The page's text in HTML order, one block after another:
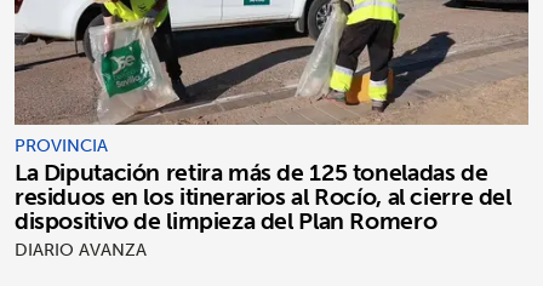
PROVINCIA
La Diputación retira más de 125 toneladas de
residuos en los itinerarios al Rocío, al cierre del
dispositivo de limpieza del Plan Romero
DIARIO AVANZA